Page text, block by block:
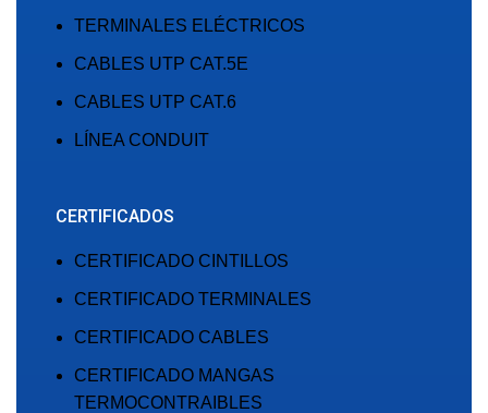
TERMINALES ELÉCTRICOS
CABLES UTP CAT.5E
CABLES UTP CAT.6
LÍNEA CONDUIT
CERTIFICADOS
CERTIFICADO CINTILLOS
CERTIFICADO TERMINALES
CERTIFICADO CABLES
CERTIFICADO MANGAS
TERMOCONTRAIBLES